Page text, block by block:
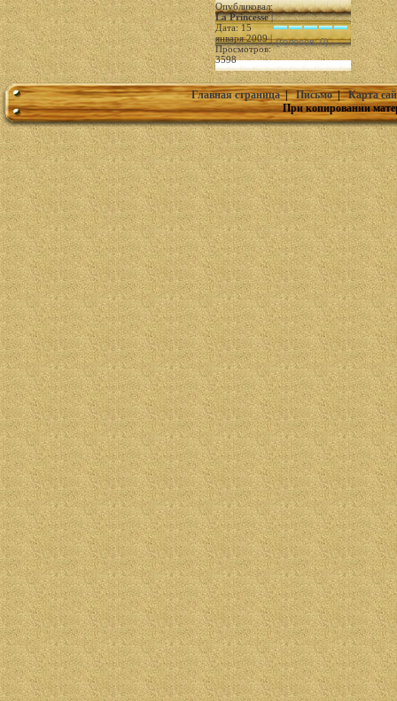
Опубликовал:
La Princesse|
Дата: 15
января 2009 |
Просмотров:
3598
(голосов: 0)
Главная страница|Письмо|Карта
При копировании